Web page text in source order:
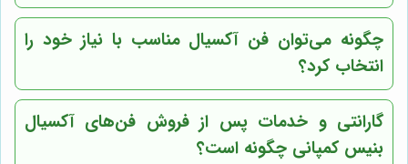
چگونه می‌توان فن آکسیال مناسب با نیاز خود را
انتخاب کرد؟
گارانتی و خدمات پس از فروش فن‌های آکسیال
بنیس کمپانی چگونه است؟